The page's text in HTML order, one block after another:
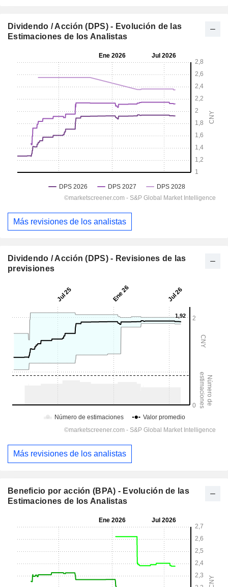
Dividendo / Acción (DPS) - Evolución de las
Estimaciones de los Analistas
Más revisiones de los analistas
Dividendo / Acción (DPS) - Revisiones de las
previsiones
Más revisiones de los analistas
Beneficio por acción (BPA) - Evolución de las
Estimaciones de los Analistas